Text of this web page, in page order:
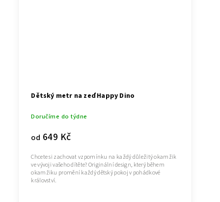
Dětský metr na zeď Happy Dino
Doručíme do týdne
od 649 Kč
Chcete si zachovat vzpomínku na každý důležitý okamžik
ve vývoji vašeho dítěte? Originální design, který během
okamžiku promění každý dětský pokoj v pohádkové
království.